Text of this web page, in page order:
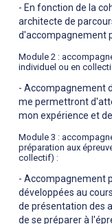
- En fonction de la
architecte de
d'accompagnement
Module 2 :
individuel ou en
- Accompagnement
me permettront
mon expérience et
Module 3 :
préparation aux
collectif) :
- Accompagnement
développées au
de présentation des
de se préparer à